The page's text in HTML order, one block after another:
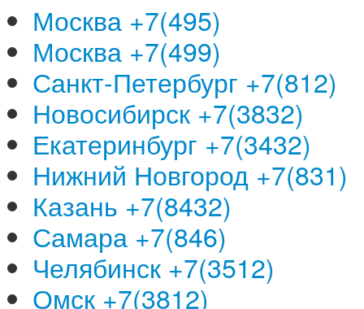
Москва +7(495)
Москва +7(499)
Санкт-Петербург +7(812)
Новосибирск +7(3832)
Екатеринбург +7(3432)
Нижний Новгород +7(831)
Казань +7(8432)
Самара +7(846)
Челябинск +7(3512)
Омск +7(3812)